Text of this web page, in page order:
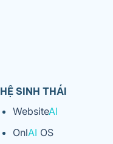
HỆ SINH THÁI
WebsiteAI
OnlAI OS